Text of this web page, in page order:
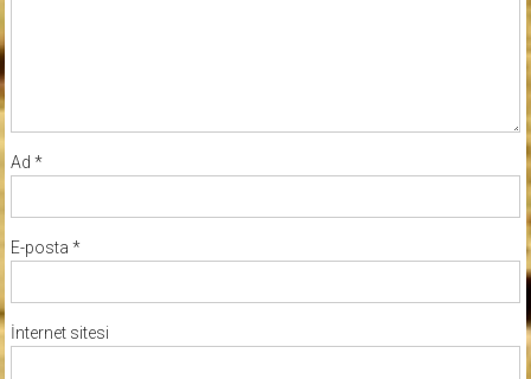
Ad *
E-posta *
İnternet sitesi